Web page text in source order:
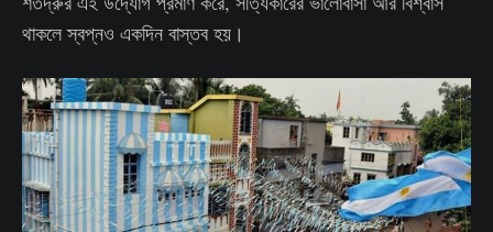
থাকলে স্বপ্নও একদিন বাস্তব হয়।